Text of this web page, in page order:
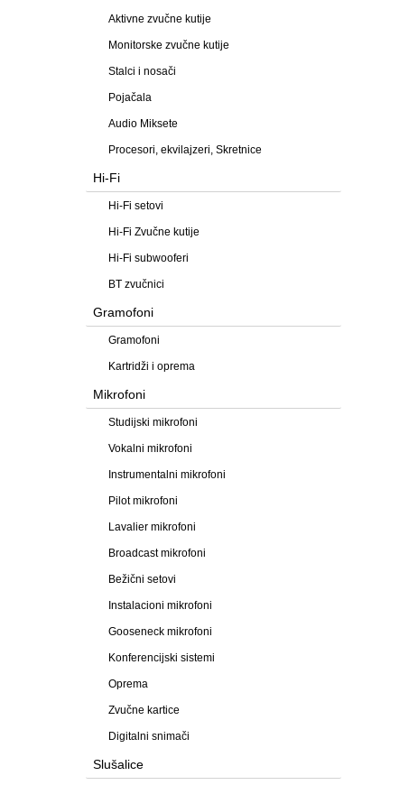
Aktivne zvučne kutije
Monitorske zvučne kutije
Stalci i nosači
Pojačala
Audio Miksete
Procesori, ekvilajzeri, Skretnice
Hi-Fi
Hi-Fi setovi
Hi-Fi Zvučne kutije
Hi-Fi subwooferi
BT zvučnici
Gramofoni
Gramofoni
Kartridži i oprema
Mikrofoni
Studijski mikrofoni
Vokalni mikrofoni
Instrumentalni mikrofoni
Pilot mikrofoni
Lavalier mikrofoni
Broadcast mikrofoni
Bežični setovi
Instalacioni mikrofoni
Gooseneck mikrofoni
Konferencijski sistemi
Oprema
Zvučne kartice
Digitalni snimači
Slušalice